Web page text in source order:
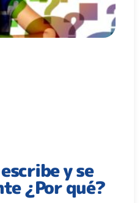
y se
¿Por qué?